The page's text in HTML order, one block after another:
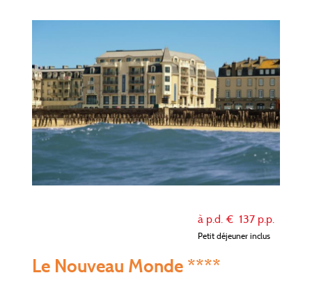
à p.d. € 137 p.p.
Petit déjeuner inclus
Le Nouveau Monde ****